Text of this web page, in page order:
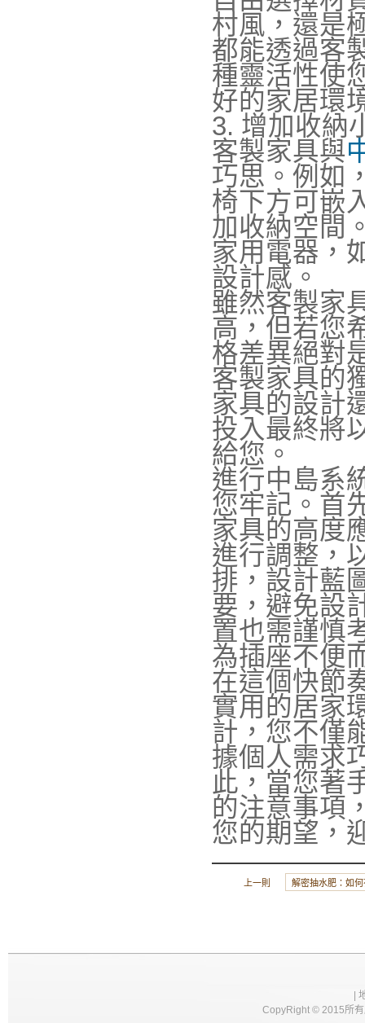
村風，還是
都能透過客
種靈活性使
好的家居環
3. 增加收納
客製家具與
巧思。例如
椅下方可嵌
加收納空間
家用電器，
設計感。
雖然客製家
高，但若您
格差異絕對
客製家具的
家具的設計
投入最終將
給您。
進行中島系
您牢記。首
家具的高度
進行調整，
排，設計藍
要，避免設
置也需謹慎
為插座不便
在這個快節
實用的居家
計，您不僅
據個人需求
此，當您著
的注意事項
您的期望，
上一則 解密抽水肥：如
|
CopyRight © 2015所